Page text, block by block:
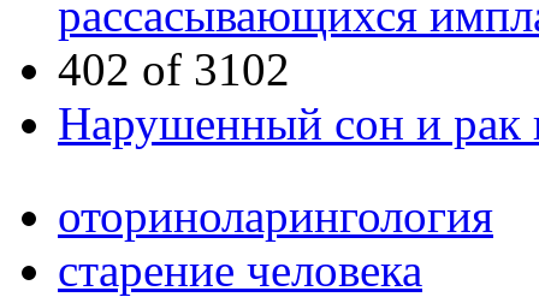
рассасывающихся
402 of 3102
Нарушенный сон и рак
оториноларингология
старение человека